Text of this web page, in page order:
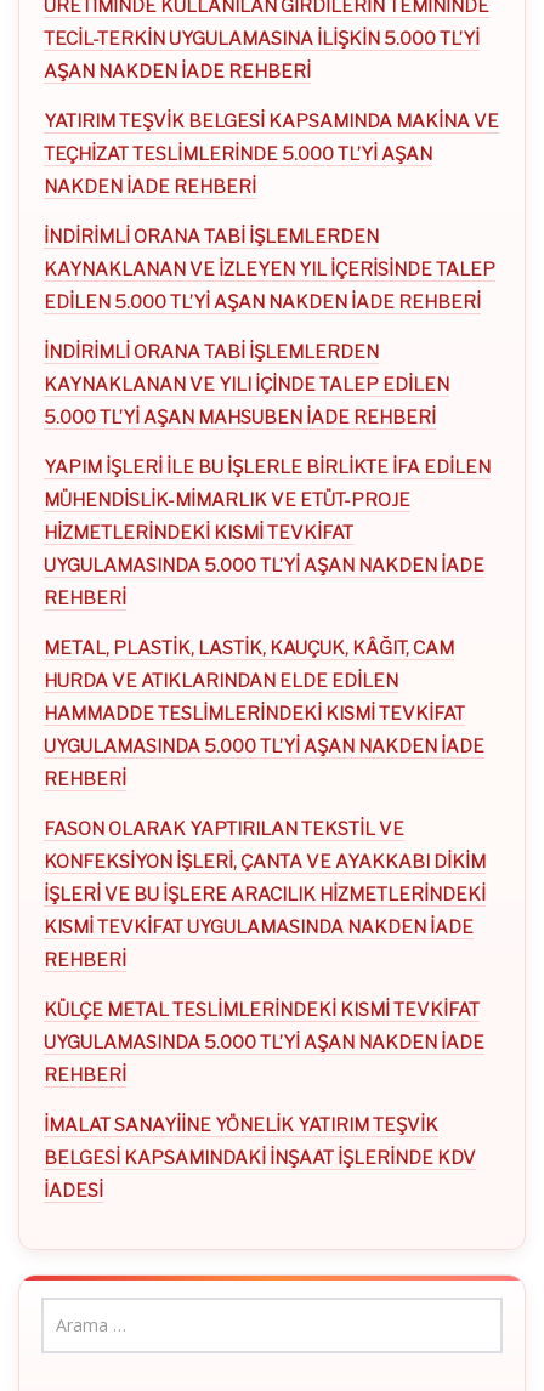
ÜRETİMİNDE KULLANILAN GİRDİLERİN TEMİNİNDE
TECİL-TERKİN UYGULAMASINA İLİŞKİN 5.000 TL’Yİ
AŞAN NAKDEN İADE REHBERİ
YATIRIM TEŞVİK BELGESİ KAPSAMINDA MAKİNA VE
TEÇHİZAT TESLİMLERİNDE 5.000 TL’Yİ AŞAN
NAKDEN İADE REHBERİ
İNDİRİMLİ ORANA TABİ İŞLEMLERDEN
KAYNAKLANAN VE İZLEYEN YIL İÇERİSİNDE TALEP
EDİLEN 5.000 TL’Yİ AŞAN NAKDEN İADE REHBERİ
İNDİRİMLİ ORANA TABİ İŞLEMLERDEN
KAYNAKLANAN VE YILI İÇİNDE TALEP EDİLEN
5.000 TL’Yİ AŞAN MAHSUBEN İADE REHBERİ
YAPIM İŞLERİ İLE BU İŞLERLE BİRLİKTE İFA EDİLEN
MÜHENDİSLİK-MİMARLIK VE ETÜT-PROJE
HİZMETLERİNDEKİ KISMİ TEVKİFAT
UYGULAMASINDA 5.000 TL’Yİ AŞAN NAKDEN İADE
REHBERİ
METAL, PLASTİK, LASTİK, KAUÇUK, KÂĞIT, CAM
HURDA VE ATIKLARINDAN ELDE EDİLEN
HAMMADDE TESLİMLERİNDEKİ KISMİ TEVKİFAT
UYGULAMASINDA 5.000 TL’Yİ AŞAN NAKDEN İADE
REHBERİ
FASON OLARAK YAPTIRILAN TEKSTİL VE
KONFEKSİYON İŞLERİ, ÇANTA VE AYAKKABI DİKİM
İŞLERİ VE BU İŞLERE ARACILIK HİZMETLERİNDEKİ
KISMİ TEVKİFAT UYGULAMASINDA NAKDEN İADE
REHBERİ
KÜLÇE METAL TESLİMLERİNDEKİ KISMİ TEVKİFAT
UYGULAMASINDA 5.000 TL’Yİ AŞAN NAKDEN İADE
REHBERİ
İMALAT SANAYİİNE YÖNELİK YATIRIM TEŞVİK
BELGESİ KAPSAMINDAKİ İNŞAAT İŞLERİNDE KDV
İADESİ